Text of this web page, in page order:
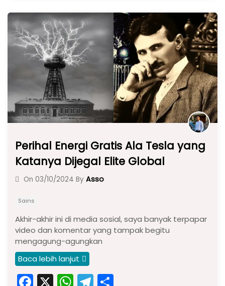
b
o
o
k
A
p
p
a
m
Perihal Energi Gratis Ala Tesla yang
Katanya Dijegal Elite Global
On 03/10/2024 By Asso
Sains
Akhir-akhir ini di media sosial, saya banyak terpapar
video dan komentar yang tampak begitu
mengagung-agungkan
Baca lebih lanjut
F X W T